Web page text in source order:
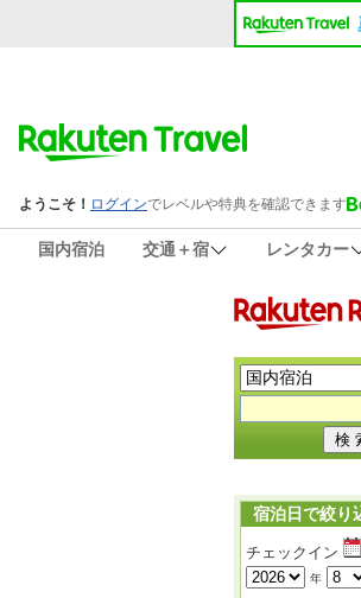
国内宿泊 交通＋宿 レンタカー
宿泊日で絞り
チェックイン
年